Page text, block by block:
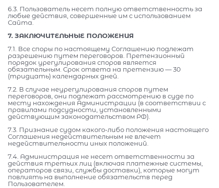
6.3. Пользователь несет полную ответственность за
любые действия, совершенные им с использованием
Сайта.
7. ЗАКЛЮЧИТЕЛЬНЫЕ ПОЛОЖЕНИЯ
7.1. Все споры по настоящему Соглашению подлежат
разрешению путем переговоров. Претензионный
порядок урегулирования споров является
обязательным. Срок ответа на претензию — 30
(тридцать) календарных дней.
7.2. В случае неурегулирования споров путем
переговоров, они подлежат рассмотрению в суде по
месту нахождения Администрации (в соответствии с
правилами подсудности, установленными
действующим законодательством РФ).
7.3. Признание судом какого-либо положения настоящего
Соглашения недействительным не влечет
недействительности иных положений.
7.4. Администрация не несет ответственности за
действия третьих лиц (включая платежные системы,
операторов связи, службы доставки), которые могут
повлиять на выполнение обязательств перед
Пользователем.